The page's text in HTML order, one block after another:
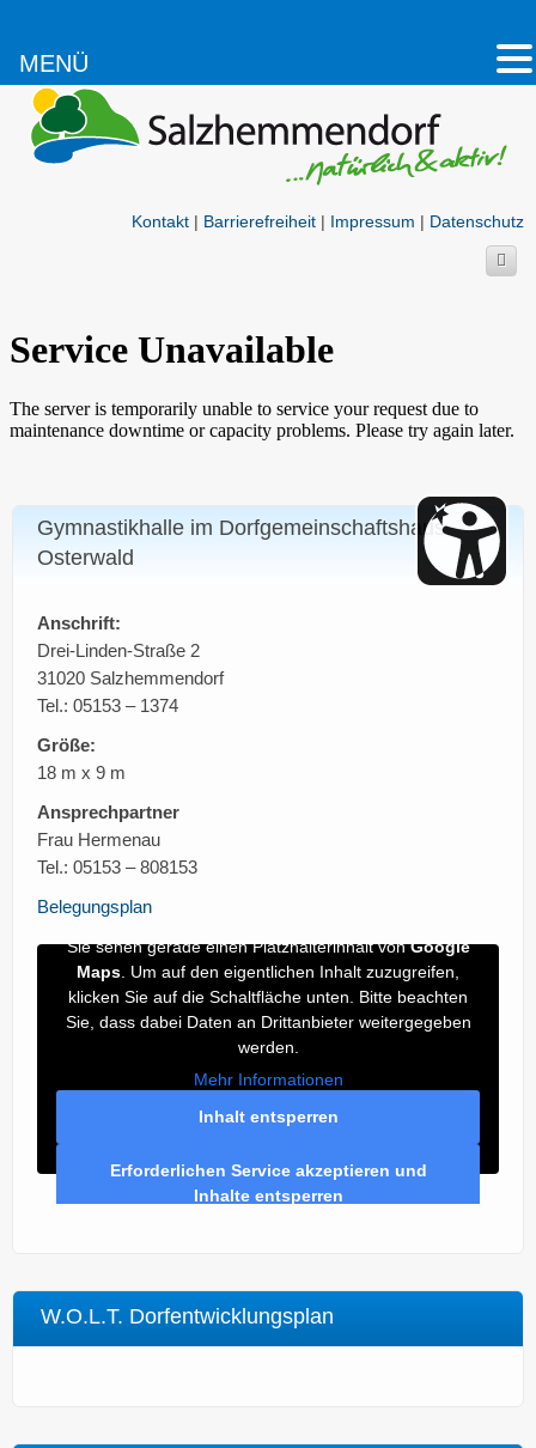
Kontakt | Barrierefreiheit | Impressum | Datenschutz
Gymnastikhalle im Dorfgemeinschaftshaus
Osterwald
Anschrift:
Drei-Linden-Straße 2
31020 Salzhemmendorf
Tel.: 05153 – 1374
Größe:
18 m x 9 m
Ansprechpartner
Frau Hermenau
Tel.: 05153 – 808153
Belegungsplan
Sie sehen gerade einen Platzhalterinhalt vonGoogle
Maps . Um auf den eigentlichen Inhalt zuzugreifen,
klicken Sie auf die Schaltfläche unten. Bitte beachten
Sie, dass dabei Daten an Drittanbieter weitergegeben
werden.
Mehr Informationen
Inhalt entsperren
Erforderlichen Service akzeptieren und
Inhalte entsperren
W.O.L.T. Dorfentwicklungsplan
MENÜ